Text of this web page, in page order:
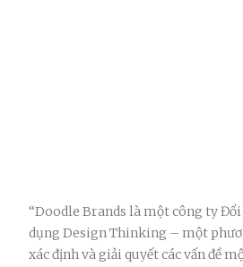
“Doodle Brands là một công ty
dụng Design Thinking – một
xác định và giải quyết các vấn đề